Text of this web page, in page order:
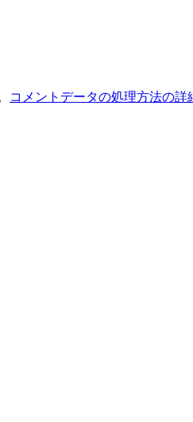
コメントデータの処理方法の